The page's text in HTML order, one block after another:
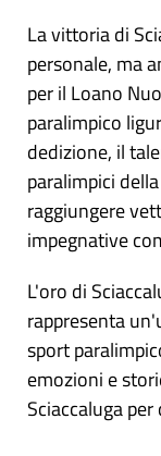
La vittoria di
personale, ma
per il Loano
paralimpico
dedizione, il
paralimpici
raggiungere
impegnative
L'oro di
rappresenta
sport
emozioni e
Sciaccaluga